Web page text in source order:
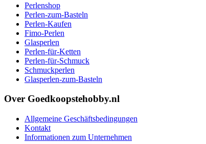
Perlenshop
Perlen-zum-Basteln
Perlen-Kaufen
Fimo-Perlen
Glasperlen
Perlen-für-Ketten
Perlen-für-Schmuck
Schmuckperlen
Glasperlen-zum-Basteln
Over Goedkoopstehobby.nl
Allgemeine Geschäftsbedingungen
Kontakt
Informationen zum Unternehmen